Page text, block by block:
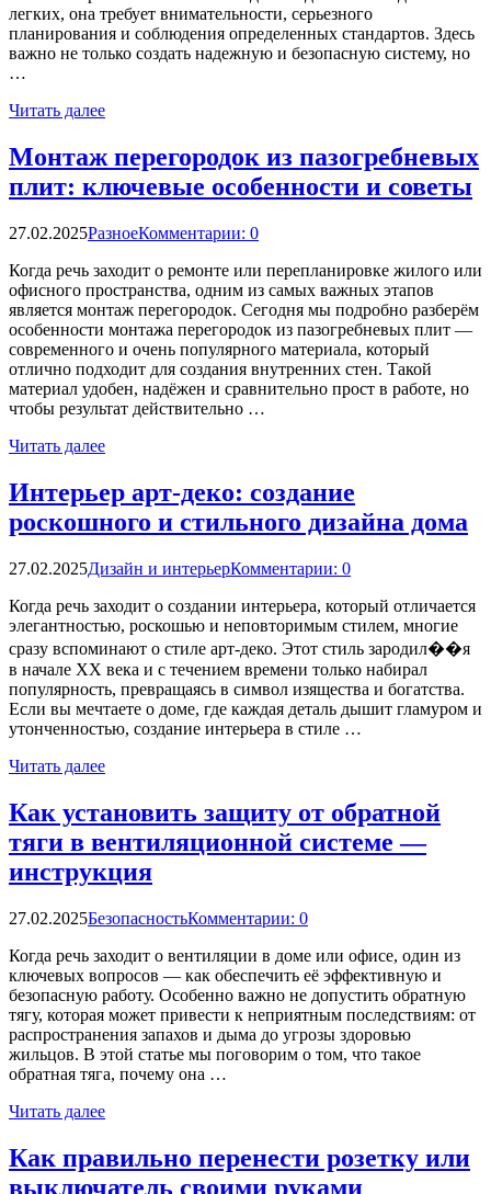
легких, она требует внимательности, серьезного
планирования и соблюдения определенных стандартов. Здесь
важно не только создать надежную и безопасную систему, но
…
Читать далее
Монтаж перегородок из пазогребневых
плит: ключевые особенности и советы
27.02.2025РазноеКомментарии: 0
Когда речь заходит о ремонте или перепланировке жилого или
офисного пространства, одним из самых важных этапов
является монтаж перегородок. Сегодня мы подробно разберём
особенности монтажа перегородок из пазогребневых плит —
современного и очень популярного материала, который
отлично подходит для создания внутренних стен. Такой
материал удобен, надёжен и сравнительно прост в работе, но
чтобы результат действительно …
Читать далее
Интерьер арт-деко: создание
роскошного и стильного дизайна дома
27.02.2025Дизайн и интерьерКомментарии: 0
Когда речь заходит о создании интерьера, который отличается
элегантностью, роскошью и неповторимым стилем, многие
сразу вспоминают о стиле арт-деко. Этот стиль зародил��я
в начале XX века и с течением времени только набирал
популярность, превращаясь в символ изящества и богатства.
Если вы мечтаете о доме, где каждая деталь дышит гламуром и
утонченностью, создание интерьера в стиле …
Читать далее
Как установить защиту от обратной
тяги в вентиляционной системе —
инструкция
27.02.2025БезопасностьКомментарии: 0
Когда речь заходит о вентиляции в доме или офисе, один из
ключевых вопросов — как обеспечить её эффективную и
безопасную работу. Особенно важно не допустить обратную
тягу, которая может привести к неприятным последствиям: от
распространения запахов и дыма до угрозы здоровью
жильцов. В этой статье мы поговорим о том, что такое
обратная тяга, почему она …
Читать далее
Как правильно перенести розетку или
выключатель своими руками